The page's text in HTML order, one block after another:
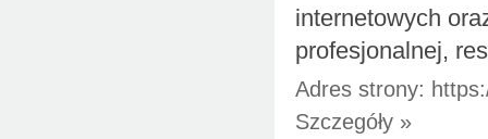
internetowych
profesjonalnej,
Adres strony:
Szczegóły »